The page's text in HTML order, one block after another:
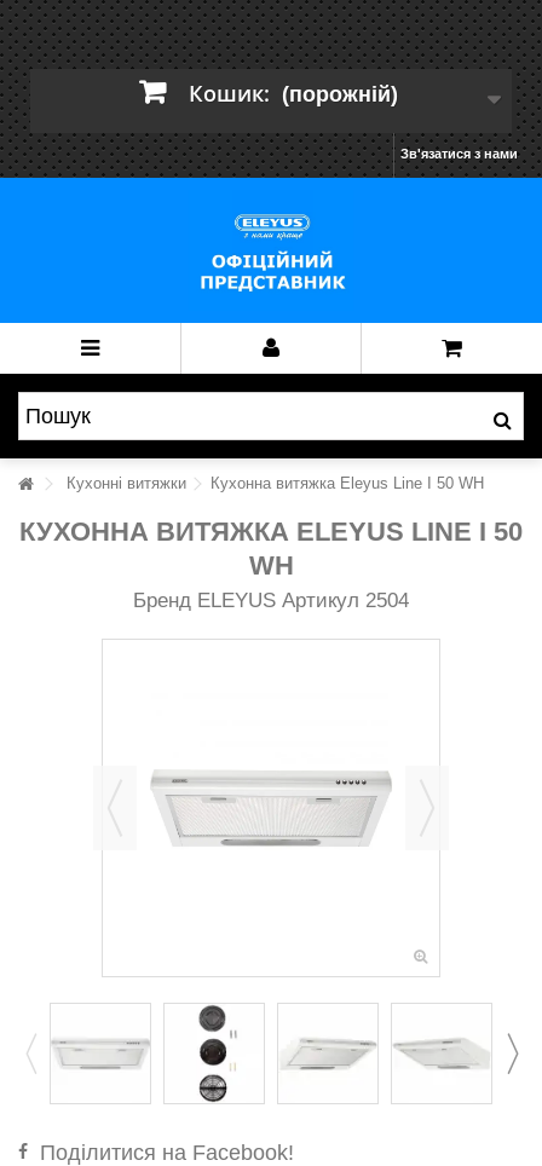
Кошик: (порожній)
Зв'язатися з нами
Кухонні витяжки Кухонна витяжка Eleyus Line I 50 WH
КУХОННА ВИТЯЖКА ELEYUS LINE I 50
WH
Бренд ELEYUS Артикул 2504
Поділитися на Facebook!